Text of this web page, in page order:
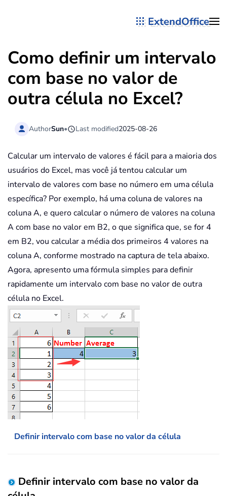
ExtendOffice
Como definir um intervalo
com base no valor de
outra célula no Excel?
AuthorSun• Last modified2025-08-26
Calcular um intervalo de valores é fácil para a maioria dos
usuários do Excel, mas você já tentou calcular um
intervalo de valores com base no número em uma célula
específica? Por exemplo, há uma coluna de valores na
coluna A, e quero calcular o número de valores na coluna
A com base no valor em B2, o que significa que, se for 4
em B2, vou calcular a média dos primeiros 4 valores na
coluna A, conforme mostrado na captura de tela abaixo.
Agora, apresento uma fórmula simples para definir
rapidamente um intervalo com base no valor de outra
célula no Excel.
Definir intervalo com base no valor da célula
Definir intervalo com base no valor da